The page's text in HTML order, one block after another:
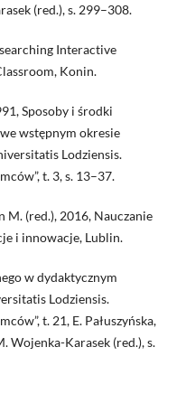
(red.), s. 299–308.
Interactive
Konin.
Sposoby i środki
wstępnym okresie
Lodziensis.
t. 3, s. 13–37.
M. (red.), 2016, Nauczanie
i innowacje, Lublin.
w dydaktycznym
Lodziensis.
t. 21, E. Pałuszyńska,
Wojenka-Karasek (red.), s.